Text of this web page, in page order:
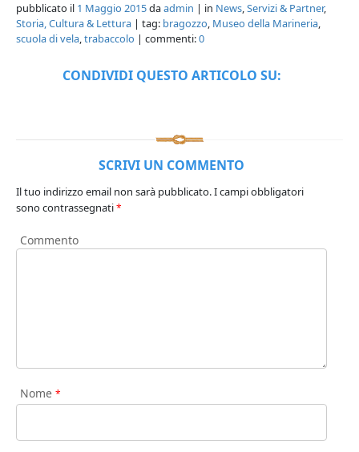
pubblicato il 1 Maggio 2015daadmin | in News,Servizi & Partner,
Storia, Cultura & Lettura | tag: bragozzo, Museo della Marineria,
scuola di vela,trabaccolo | commenti:0
CONDIVIDI QUESTO ARTICOLO SU:
SCRIVI UN COMMENTO
Il tuo indirizzo email non sarà pubblicato.I campi obbligatori
sono contrassegnati*
Commento
Nome *